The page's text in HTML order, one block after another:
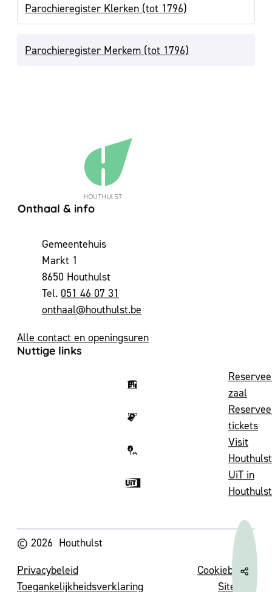
Parochieregister Klerken (tot 1796)
Parochieregister Merkem (tot 1796)
Contact & openingsuren
Onthaal & info
AdresGemeentehuis
Markt 1
,8650 Houthulst
051 46 07 31
E-mailonthaal@houthulst.be
Alle contact en openingsuren
Nuttige links
zaal
tickets
Visit
Houthulst
UiT in
Houthulst
© 2026 Houthulst
Privacybeleid
Cookiebeleid
Toegankelijkheidsverklaring
Sitemap
Deel